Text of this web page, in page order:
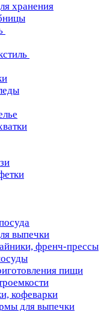
хранения
выпечки
френч-прессы
пищи
кофеварки
для выпечки